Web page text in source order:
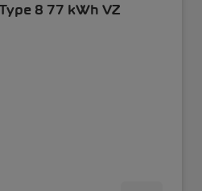
8 77 kWh VZ